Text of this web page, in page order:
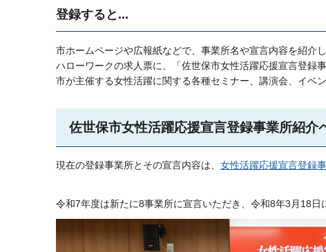
登録すると...
市ホームページや広報紙などで、事業所名や宣言内容を紹介し
ハローワークの求人票に、「佐世保市女性活躍応援宣言登録
市が主催する女性活躍に関する各種セミナー、講演会、イベ
佐世保市女性活躍応援宣言登録事業所紹介
現在の登録事業所とその宣言内容は、 女性活躍応援宣言登録
令和7年度は新たに8事業所に宣言いただき、令和8年3月18日